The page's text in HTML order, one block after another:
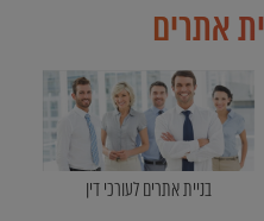
אתרים
בניית אתרים לעורכי דין